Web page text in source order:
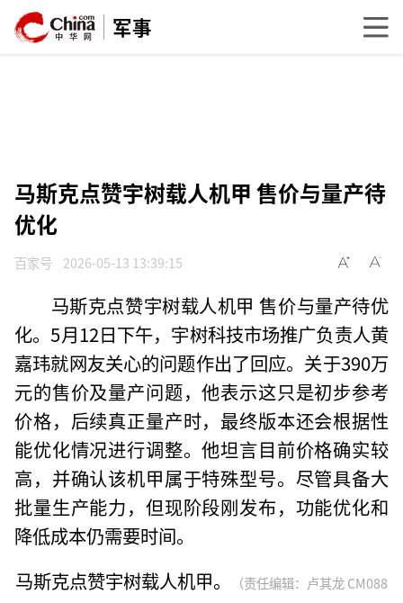
军事
马斯克点赞宇树载人机甲 售价与量产待
优化
百家号 2026-05-13 13:39:15
马斯克点赞宇树载人机甲 售价与量产待优
化。5月12日下午，宇树科技市场推广负责人黄
嘉玮就网友关心的问题作出了回应。关于390万
元的售价及量产问题，他表示这只是初步参考
价格，后续真正量产时，最终版本还会根据性
能优化情况进行调整。他坦言目前价格确实较
高，并确认该机甲属于特殊型号。尽管具备大
批量生产能力，但现阶段刚发布，功能优化和
降低成本仍需要时间。
马斯克点赞宇树载人机甲。
（责任编辑：卢其龙 CM088